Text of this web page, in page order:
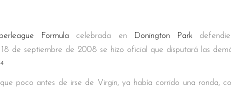
Formula celebrada en Donington Park
de septiembre de 2008 se hizo oficial que disputará las
4
poco antes de irse de Virgin, ya había corrido una ronda,